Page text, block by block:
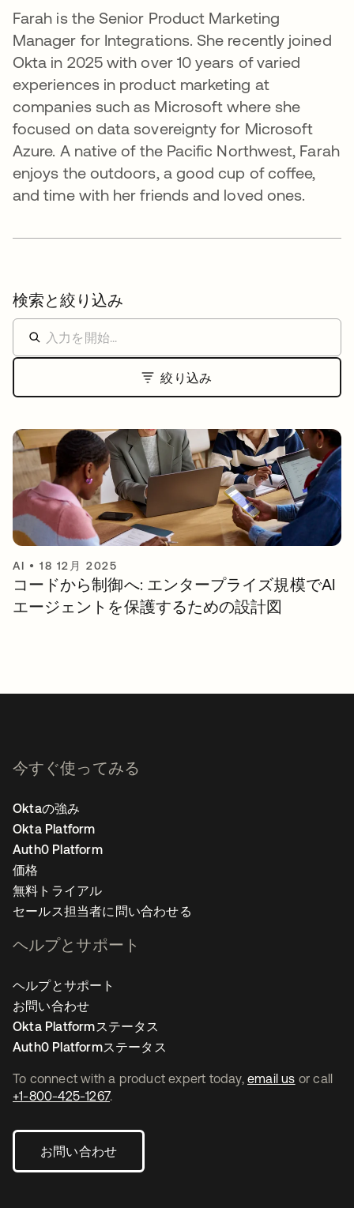
Farah is the Senior Product Marketing
Manager for Integrations. She recently joined
Okta in 2025 with over 10 years of varied
experiences in product marketing at
companies such as Microsoft where she
focused on data sovereignty for Microsoft
Azure. A native of the Pacific Northwest, Farah
enjoys the outdoors, a good cup of coffee,
and time with her friends and loved ones.
検索と絞り込み
絞り込み
AI •18 12月 2025
コードから制御へ: エンタープライズ規模でAI
エージェントを保護するための設計図
To connect with a product expert today, email us or call
+1-800-425-1267.
お問い合わせ
今すぐ使ってみる
Oktaの強み
Okta Platform
Auth0 Platform
価格
無料トライアル
セールス担当者に問い合わせる
ヘルプとサポート
ヘルプとサポート
お問い合わせ
Okta Platformステータス
Auth0 Platformステータス